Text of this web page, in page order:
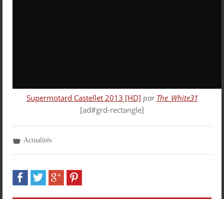
Supermotard Castellet 2013 [HD] par The_White31
[ad#grd-rectangle]
Actualités